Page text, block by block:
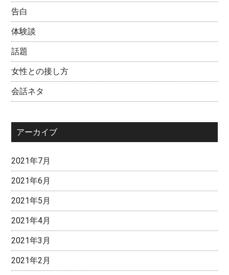
告白
体験談
話題
女性との接し方
会話ネタ
アーカイブ
2021年7月
2021年6月
2021年5月
2021年4月
2021年3月
2021年2月